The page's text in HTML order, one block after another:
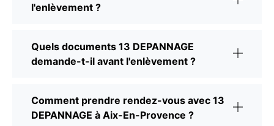
l'enlèvement ?
Quels documents 13 DEPANNAGE
demande-t-il avant l'enlèvement ?
Comment prendre rendez-vous avec 13
DEPANNAGE à Aix-En-Provence ?